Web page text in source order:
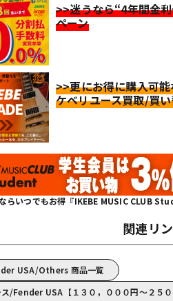
>>迷うなら“4年間金
ペーン
>>更にお得に購入可
ケベリユース買取/買
らいつでもお得『IKEBE MUSIC CLUB
関連リ
USA/Others 商品一覧
/Fender USA【１３０，０００円～２５